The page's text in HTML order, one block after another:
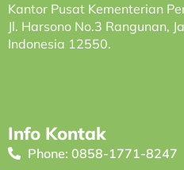
Kantor Pusat Kementerian
Jl. Harsono No.3 Rangunan,
Indonesia 12550.
Info Kontak
Phone: 0858-1771-8247